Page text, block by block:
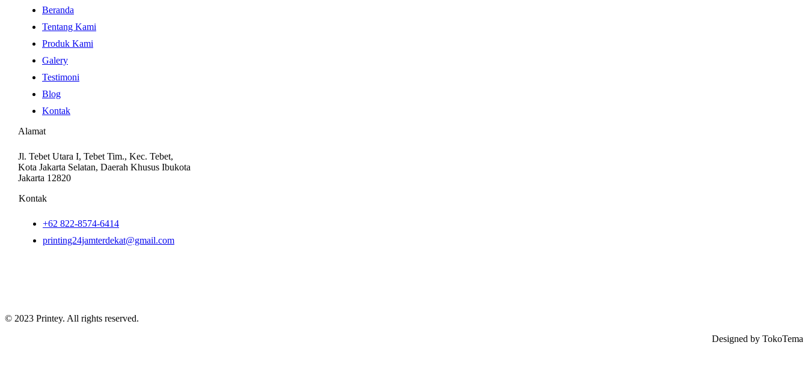
Beranda
Tentang Kami
Produk Kami
Galery
Testimoni
Blog
Kontak
Alamat
Jl. Tebet Utara I, Tebet Tim., Kec. Tebet,
Kota Jakarta Selatan, Daerah Khusus Ibukota
Jakarta 12820
Kontak
+62 822-8574-6414
printing24jamterdekat@gmail.com
© 2023 Printey. All rights reserved.
Designed by TokoTema